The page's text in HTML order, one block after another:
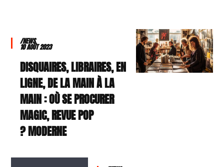
/NEWS
10 AOÛT 2023
DISQUAIRES, LIBRAIRES, EN
LIGNE, DE LA MAIN À LA
MAIN : OÙ SE PROCURER
MAGIC, REVUE POP
MODERNE ?